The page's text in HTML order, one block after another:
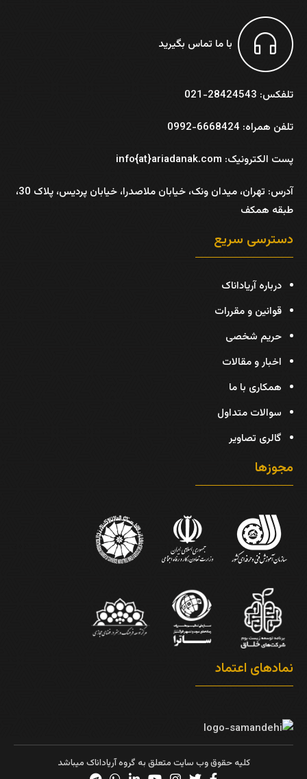
با ما تماس بگیرید
تلفکس: 28424543-021
تلفن همراه: 6668424-0992
پست الکترونیک: info{at}ariadanak.com
آدرس:
تهران، میدان ونک، خیابان ملاصدرا، خیابان پردیس، پلاک 30،
طبقه همکف
دسترسی سریع
درباره آریاداناک
قوانین و مقررات
حریم شخصی
اخبار و مقالات
همکاری با ما
سوالات متداول
گالری تصاویر
مجوزها
نمادهای اعتماد
کلیه حقوق وب سایت متعلق به گروه آریاداناک میباشد